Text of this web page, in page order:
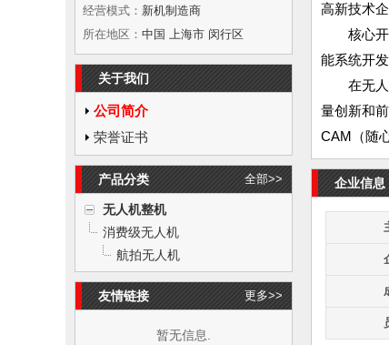
经营模式： 新机制造商
所在地区： 中国 上海市 闵行区
关于我们
公司简介
荣誉证书
产品分类 全部>>
无人机整机
消费级无人机
航拍无人机
友情链接 更多>>
暂无信息.
高新技术
核心
能系统开
在无
量创新和
CAM（随
企业信息